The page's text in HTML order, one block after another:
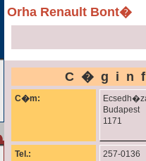
Orha Renault Bont�
C�m:
Budapest
1171
Tel.: 257-0136